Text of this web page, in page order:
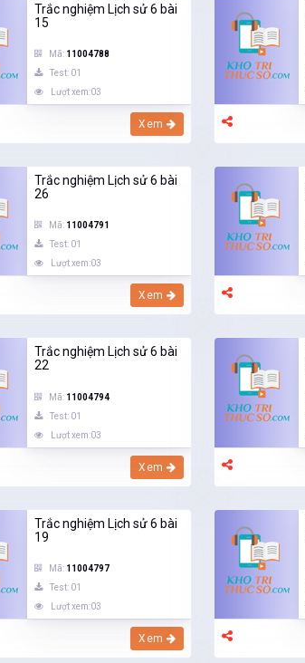
Trắc nghiệm Lịch sử 6 bài
15
Mã: 11004788
Test: 01
Lượt xem:03
Xem
Trắc nghiệm Lịch sử 6 bài
26
Mã: 11004791
Test: 01
Lượt xem:03
Xem
Trắc nghiệm Lịch sử 6 bài
22
Mã: 11004794
Test: 01
Lượt xem:03
Xem
Trắc nghiệm Lịch sử 6 bài
19
Mã: 11004797
Test: 01
Lượt xem:03
Xem